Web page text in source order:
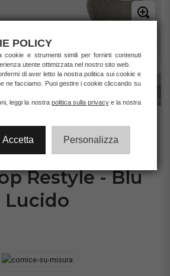
CONFIGURA CORNICE
Restyle - Blu
Lucido
POLICY
cookie e strumenti simili per fornirti contenuti
utente ottimizzata nel nostro sito web.
di aver letto la nostra politica sui cookie e
ne facciamo. Puoi gestire i cookie cliccando su
leggi la nostra politica sulla privacye la nostra
Accetta Personalizza